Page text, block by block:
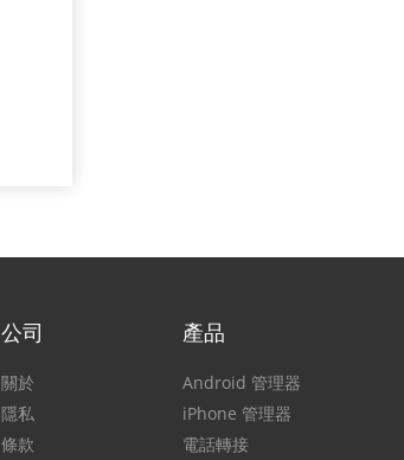
公司
關於
隱私
條款
產品
Android 管理器
iPhone 管理器
電話轉接